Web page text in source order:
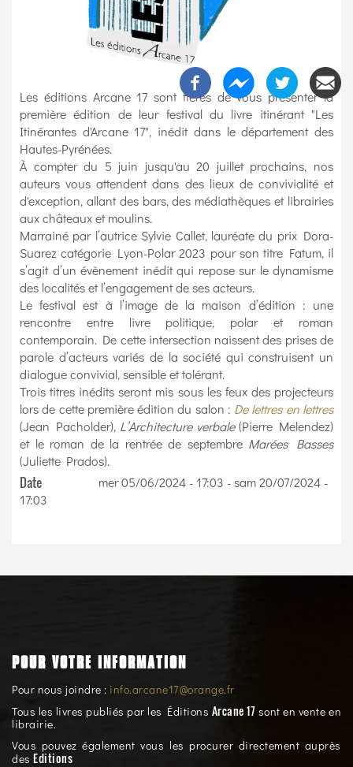
Les éditions Arcane 17 sont fières de vous présenter la
première édition de leur festival du livre itinérant "Les
Itinérantes d'Arcane 17", inédit dans le département des
Hautes-Pyrénées.
À compter du 5 juin jusqu'au 20 juillet prochains, nos
auteurs vous attendent dans des lieux de convivialité et
d'exception, allant des bars, des médiathèques et librairies
aux châteaux et moulins.
Marrainé par l’autrice Sylvie Callet, lauréate du prix Dora-
Suarez catégorie Lyon-Polar 2023 pour son titre Fatum, il
s’agit d’un évènement inédit qui repose sur le dynamisme
des localités et l’engagement de ses acteurs.
Le festival est à l’image de la maison d’édition : une
rencontre entre livre politique, polar et roman
contemporain. De cette intersection naissent des prises de
parole d’acteurs variés de la société qui construisent un
dialogue convivial, sensible et tolérant.
Trois titres inédits seront mis sous les feux des projecteurs
lors de cette première édition du salon : De lettres en lettres
(Jean Pacholder), L’Architecture verbale(Pierre Melendez)
et le roman de la rentrée de septembre Marées Basses
(Juliette Prados).
Date mer 05/06/2024 - 17:03 -sam 20/07/2024 -
17:03
POUR VOTRE INFORMATION
Pour nous joindre : info.arcane17@orange.fr
Tous les livres publiés par les Éditions Arcane 17 sont en vente en
librairie.
Vous pouvez également vous les procurer directement auprès
des Editions